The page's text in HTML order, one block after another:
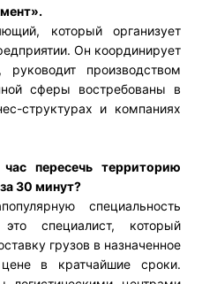
который организует
Он координирует
руководит производством
сферы востребованы в
структурах и компаниях
пересечь территорию
30 минут?
специальность
специалист, который
грузов в назначенное
в кратчайшие сроки.